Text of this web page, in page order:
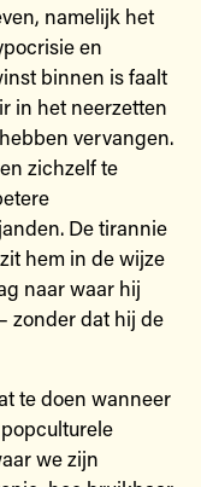
namelijk het
en
binnen is faalt
in het neerzetten
vervangen.
zichzelf te
De tirannie
hem in de wijze
naar waar hij
zonder dat hij de
te doen wanneer
we zijn